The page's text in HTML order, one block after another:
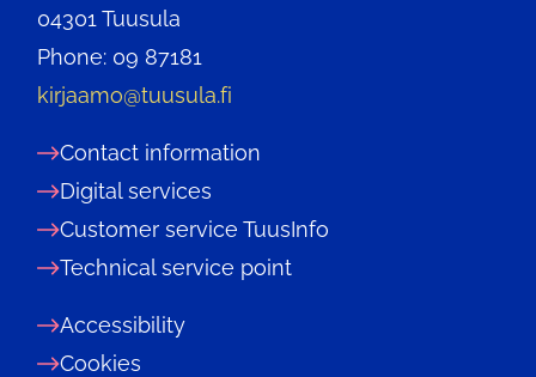
04301 Tuusula
Phone: 09 87181
kirjaamo@tuusula.fi
Contact information
Digital services
Customer service TuusInfo
Technical service point
Accessibility
Cookies